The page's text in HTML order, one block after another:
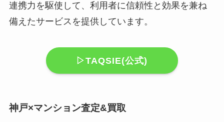
連携力を駆使して、利用者に信頼性と効果を兼ね
備えたサービスを提供しています。
▷TAQSIE(公式)
神戸×マンション査定&買取